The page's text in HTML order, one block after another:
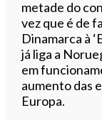
metade do
vez que é de
Dinamarca à
já liga a
em
aumento das
Europa.